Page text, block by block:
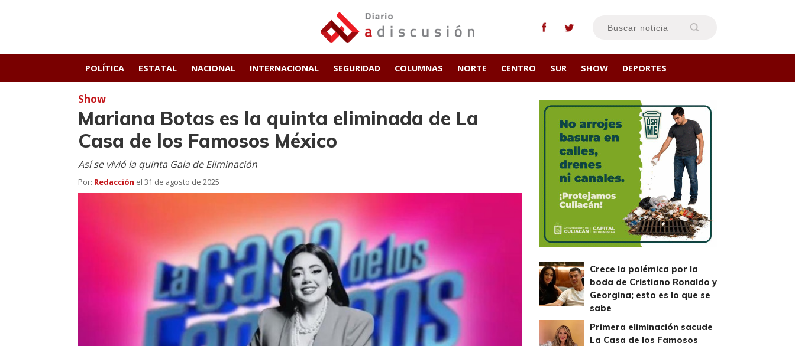
POLÍTICA ESTATAL NACIONAL INTERNACIONAL SEGURIDAD COLUMNAS NORTE CENTRO SUR SHOW DEPORTES
Show
Mariana Botas es la quinta eliminada de La
Casa de los Famosos México
Así se vivió la quinta Gala de Eliminación
Por: Redacción el 31 de agosto de 2025
Crece la polémica por la
boda de Cristiano Ronaldo y
Georgina; esto es lo que se
sabe
Primera eliminación sacude
La Casa de los Famosos